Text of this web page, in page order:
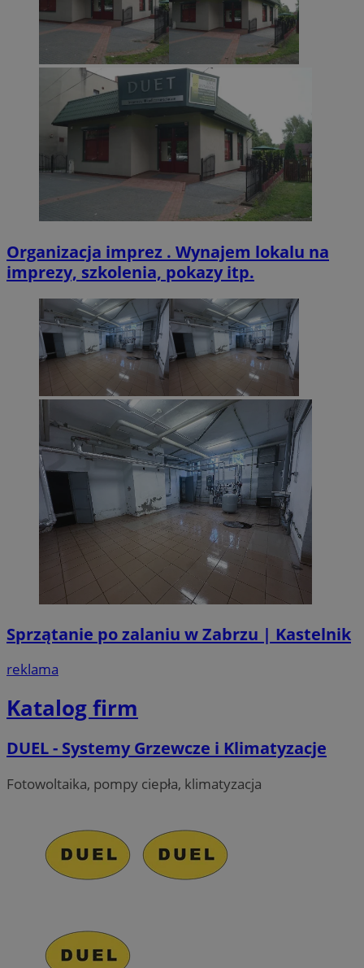
Organizacja imprez . Wynajem lokalu na
imprezy, szkolenia, pokazy itp.
Sprzątanie po zalaniu w Zabrzu | Kastelnik
reklama
Katalog firm
DUEL - Systemy Grzewcze i Klimatyzacje
Fotowoltaika, pompy ciepła, klimatyzacja